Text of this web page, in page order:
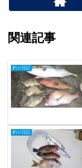
関連記事
釣り日記
釣り日記